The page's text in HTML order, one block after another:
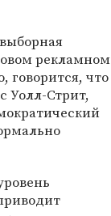
рекламном
говорится, что
Уолл-Стрит,